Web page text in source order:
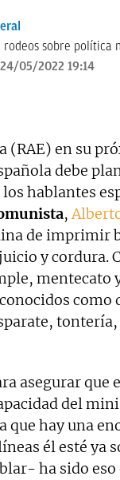
sobre política
24/05/2022 19:14
(RAE) en su
debe
hablantes
,
de imprimir
y cordura.
mentecato
como
asegurar que
del
que hay una
él esté ya
ha sido